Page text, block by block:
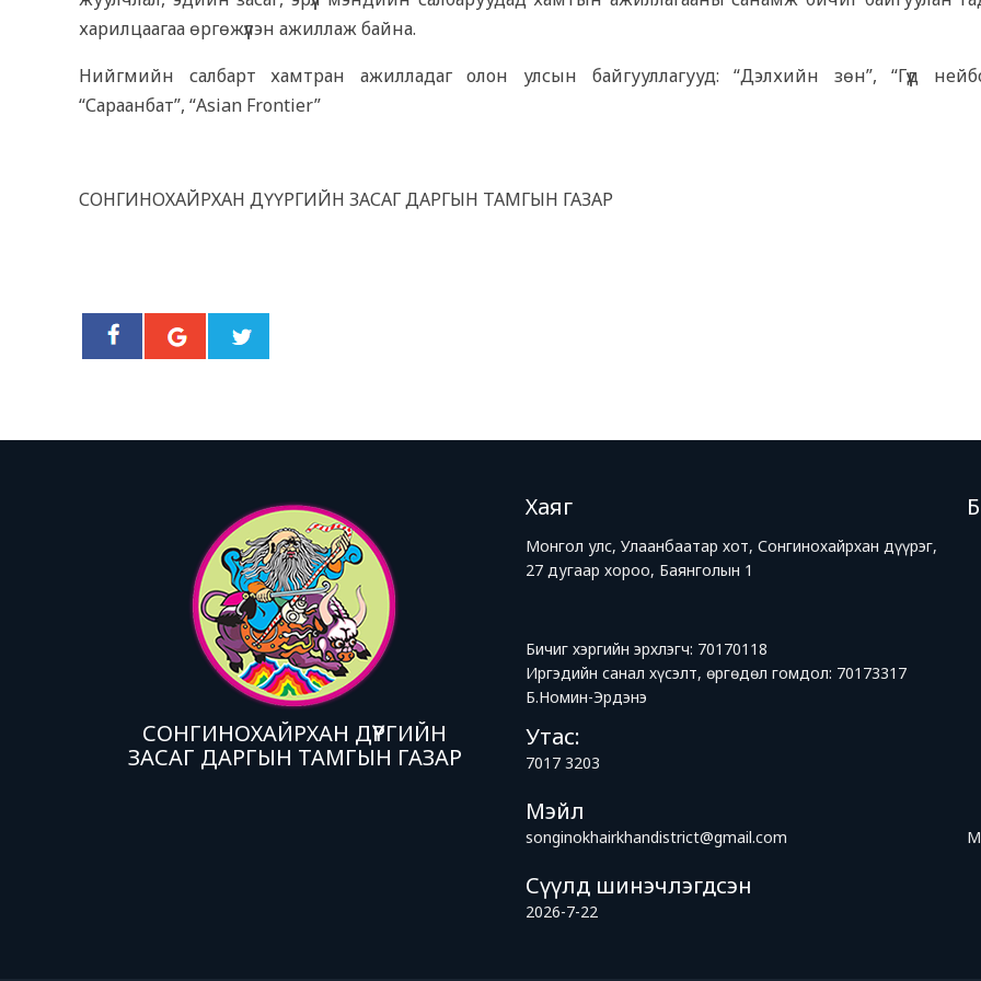
харилцаагаа өргөжүүлэн ажиллаж байна.
Нийгмийн салбарт хамтран ажилладаг олон улсын байгууллагууд: “Дэлхийн зөн”, “Гүүд
“Сараанбат”, “Asian Frontier”
СОНГИНОХАЙРХАН ДҮҮРГИЙН ЗАСАГ ДАРГЫН ТАМГЫН ГАЗАР
СОНГИНОХАЙРХАН ДҮҮРГИЙН
ЗАСАГ ДАРГЫН ТАМГЫН ГАЗАР
Хаяг
Монгол улс, Улаанбаатар хот, Сонгинохайрхан дүүрэг,
27 дугаар хороо, Баянголын 1
Бичиг хэргийн эрхлэгч: 70170118
Иргэдийн санал хүсэлт, өргөдөл гомдол: 70173317
Б.Номин-Эрдэнэ
Утас:
7017 3203
Мэйл
songinokhairkhandistrict@gmail.com
Сүүлд шинэчлэгдсэн
2026-7-22